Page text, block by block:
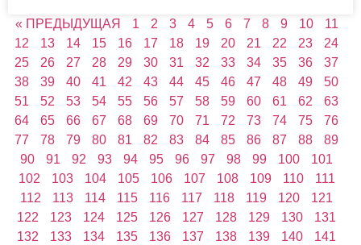
« ПРЕДЫДУЩАЯ 1 2 3 4 5 6 7 8 9 10
11
12
13 14 15 16 17 18 19 20 21 22 23
24
25
26 27 28 29 30 31 32 33 34 35 36
37
38
39 40 41 42 43 44 45 46 47 48 49
50
51
52 53 54 55 56 57 58 59 60 61 62
63
64
65 66 67 68 69 70 71 72 73 74 75
76
77
78 79 80 81 82 83 84 85 86 87 88
89
90
91 92 93 94 95 96 97 98 99 100
101
102
103 104 105 106 107 108 109 110
111
112
113 114 115 116 117 118 119 120
121
122
123 124 125 126 127 128 129 130
131
132
133 134 135 136 137 138 139 140
141